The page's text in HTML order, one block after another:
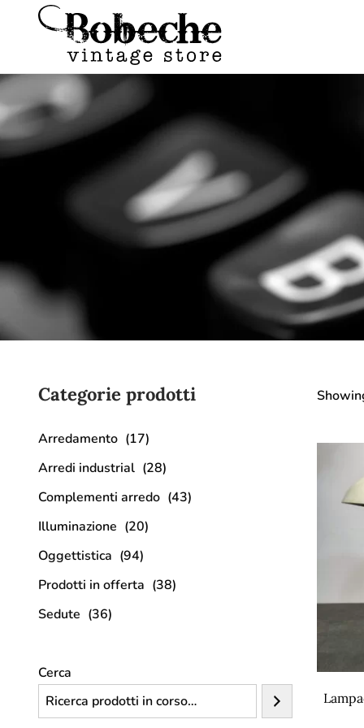
Categorie prodotti
Arredamento (17)
Arredi industrial (28)
Complementi arredo (43)
Illuminazione (20)
Oggettistica (94)
Prodotti in offerta (38)
Sedute (36)
Cerca